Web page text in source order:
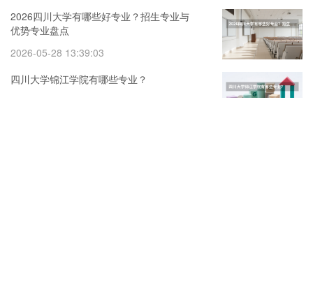
2026四川大学有哪些好专业？招生专业与
优势专业盘点
2026-05-28 13:39:03
四川大学锦江学院有哪些专业？